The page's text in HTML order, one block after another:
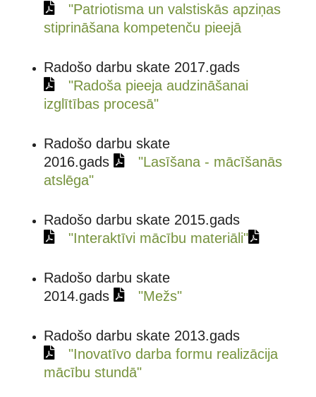
"Patriotisma un valstiskās apziņas
stiprināšana kompetenču pieejā
Radošo darbu skate 2017.gads
"Radoša pieeja audzināšanai
izglītības procesā"
Radošo darbu skate
2016.gads
"Lasīšana - mācīšanās
atslēga"
Radošo darbu skate 2015.gads
"Interaktīvi mācību materiāli"
Radošo darbu skate
2014.gads
"Mežs"
Radošo darbu skate 2013.gads
"Inovatīvo darba formu realizācija
mācību stundā"